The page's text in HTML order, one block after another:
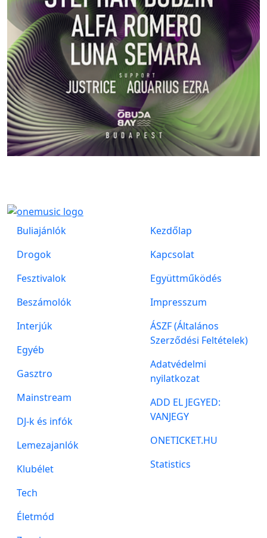
Buliajánlók
Drogok
Fesztivalok
Beszámolók
Interjúk
Egyéb
Gasztro
Mainstream
DJ-k és infók
Lemezajanlók
Klubélet
Tech
Életmód
Kezdőlap
Kapcsolat
Együttműködés
Impresszum
ÁSZF (Általános
Szerződési Feltételek)
Adatvédelmi
nyilatkozat
ADD EL JEGYED:
VANJEGY
ONETICKET.HU
Statistics